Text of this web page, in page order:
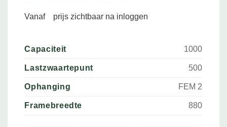
Vanaf prijs zichtbaar na inloggen
Capaciteit 1000
Lastzwaartepunt 500
Ophanging FEM 2
Framebreedte 880